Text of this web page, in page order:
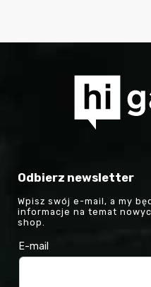
Odbierz newsletter
Wpisz swój e-mail, a my
informacje na temat
shop.
E-mail